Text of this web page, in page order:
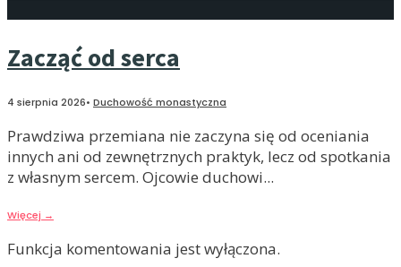
Zacząć od serca
4 sierpnia 2026• Duchowość monastyczna
Prawdziwa przemiana nie zaczyna się od oceniania
innych ani od zewnętrznych praktyk, lecz od spotkania
z własnym sercem. Ojcowie duchowi...
Więcej →
Funkcja komentowania jest wyłączona.